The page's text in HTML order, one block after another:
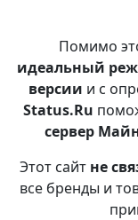
Помимо
идеальный
версии и с
Status.Ru
сервер
Этот сайт не
все бренды и